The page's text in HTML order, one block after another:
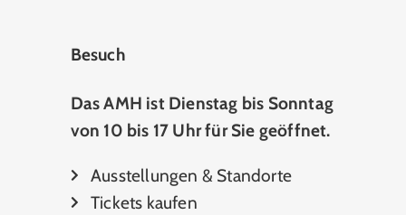
Besuch
Das AMH ist Dienstag bis Sonntag
von 10 bis 17 Uhr für Sie geöffnet.
Ausstellungen & Standorte
Tickets kaufen